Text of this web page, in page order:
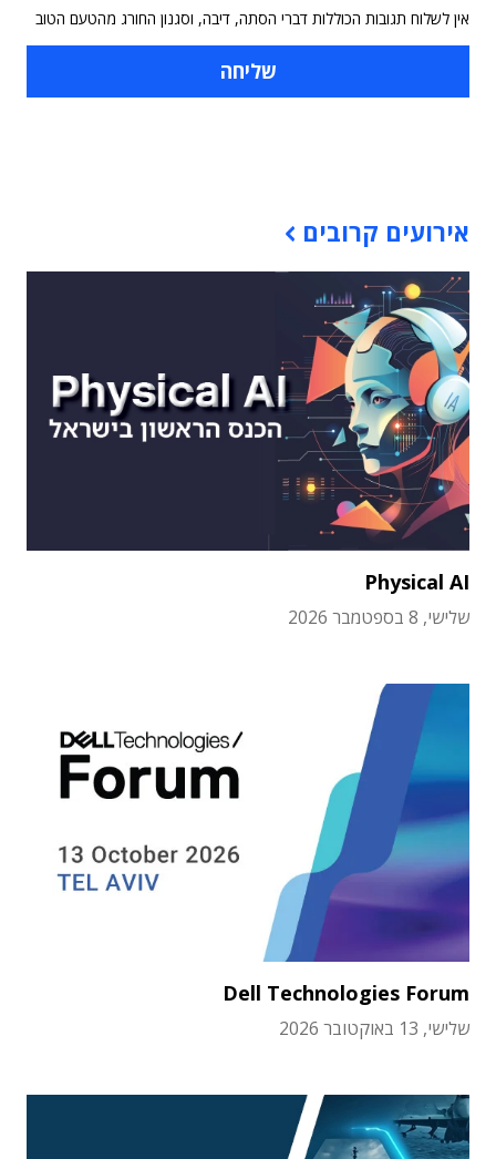
אין לשלוח תגובות הכוללות דברי הסתה, דיבה, וסגנון החורג מהטעם הטוב
אירועים קרובים
Physical AI
שלישי, 8 בספטמבר 2026
Dell Technologies Forum
שלישי, 13 באוקטובר 2026